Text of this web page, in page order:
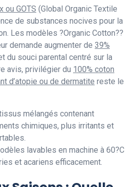
ou GOTS (Global Organic Textile
de substances nocives pour la
Les modèles ?Organic Cotton??
demande augmenter de 39%
du souci parental centré sur la
avis, privilégier du 100% coton
d’atopie ou de dermatite reste le
mélangés contenant
chimiques, plus irritants et
lavables en machine à 60?C
et acariens efficacement.